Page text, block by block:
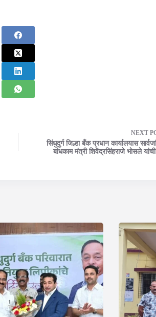
NEXT
सिंधुदुर्ग जिल्हा बँक प्रधान कार्यालयास
बांधकाम मंत्री शिवेंद्रसिंहराजे भोसले